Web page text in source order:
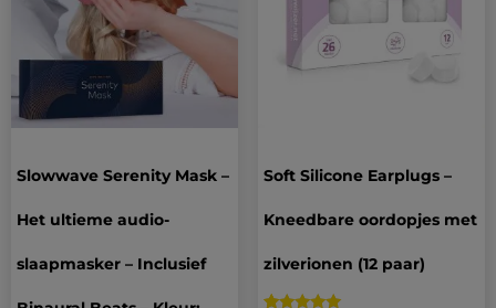
Slowwave Serenity Mask –
Het ultieme audio-
slaapmasker – Inclusief
Soft Silicone Earplugs –
Kneedbare oordopjes met
zilverionen (12 paar)